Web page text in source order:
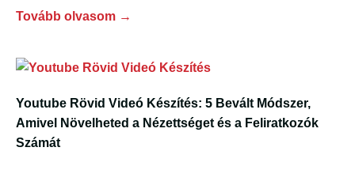
Tovább olvasom →
Youtube Rövid Videó Készítés: 5 Bevált Módszer,
Amivel Növelheted a Nézettséget és a Feliratkozók
Számát